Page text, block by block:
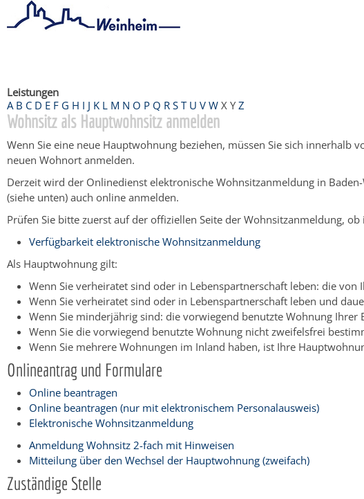
Leistungen
A B C D E F G H I J K L M N O P Q R S T U V W X Y Z
Wohnsitz als Hauptwohnsitz anmelden
Wenn Sie eine neue Hauptwohnung beziehen, müssen Sie sich innerhalb
neuen Wohnort anmelden.
Derzeit wird der Onlinedienst elektronische Wohnsitzanmeldung in
(siehe unten) auch online anmelden.
Prüfen Sie bitte zuerst auf der offiziellen Seite der Wohnsitzanmeldung,
Verfügbarkeit elektronische Wohnsitzanmeldung
Als Hauptwohnung gilt:
Wenn Sie verheiratet sind oder in Lebenspartnerschaft leben: die
Wenn Sie verheiratet sind oder in Lebenspartnerschaft leben und
Wenn Sie minderjährig sind: die vorwiegend benutzte Wohnung
Wenn Sie die vorwiegend benutzte Wohnung nicht zweifelsfrei
Wenn Sie mehrere Wohnungen im Inland haben, ist Ihre
Onlineantrag und Formulare
Online beantragen
Online beantragen (nur mit elektronischem Personalausweis)
Elektronische Wohnsitzanmeldung
Anmeldung Wohnsitz 2-fach mit Hinweisen
Mitteilung über den Wechsel der Hauptwohnung (zweifach)
Zuständige Stelle